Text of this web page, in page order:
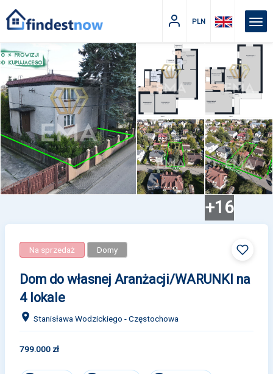
PLN
+16
Na sprzedaż Domy
Dom do własnej Aranżacji/WARUNKI na
4 lokale
Stanisława Wodzickiego - Częstochowa
799.000 zł